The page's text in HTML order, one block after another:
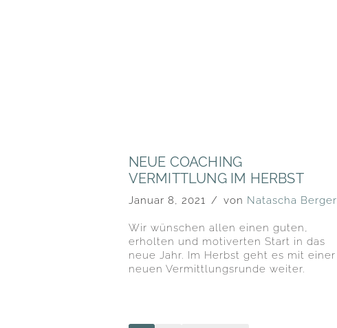
NEUE COACHING
VERMITTLUNG IM HERBST
Januar 8, 2021 von Natascha Berger
Wir wünschen allen einen guten,
erholten und motiverten Start in das
neue Jahr. Im Herbst geht es mit einer
neuen Vermittlungsrunde weiter.